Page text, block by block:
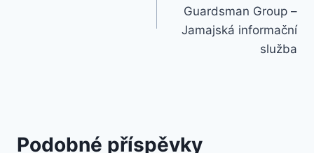
Guardsman Group –
Jamajská informační
služba
Podobné příspěvky